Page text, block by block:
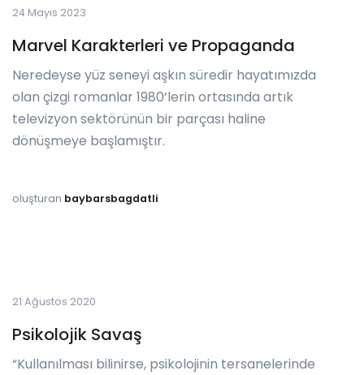
24 Mayıs 2023
Marvel Karakterleri ve Propaganda
Neredeyse yüz seneyi aşkın süredir hayatımızda
olan çizgi romanlar 1980’lerin ortasında artık
televizyon sektörünün bir parçası haline
dönüşmeye başlamıştır.
oluşturan baybarsbagdatli
21 Ağustos 2020
Psikolojik Savaş
“Kullanılması bilinirse, psikolojinin tersanelerinde